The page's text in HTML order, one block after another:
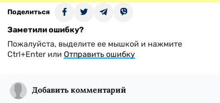
Поделиться
Заметили ошибку?
Пожалуйста, выделите ее мышкой и нажмите
Ctrl+Enter или Отправить ошибку
Добавить комментарий